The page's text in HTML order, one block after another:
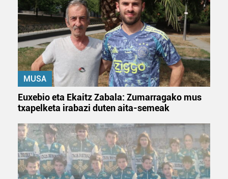
MUSA
Euxebio eta Ekaitz Zabala: Zumarragako mus
txapelketa irabazi duten aita-semeak